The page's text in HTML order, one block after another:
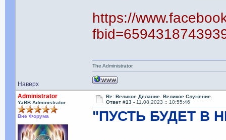
https://
Наверх
The Administrator.
Administrator
YaBB Administrator
Вне Форума
Re: Великое Делание. Великое Служение.
Ответ #13 - 11.08.2023 :: 10:55:46
"ПУСТЬ БУДЕТ В